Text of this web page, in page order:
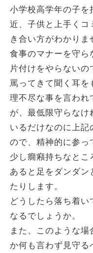
小学校高学年の子を
近、子供と上手くコ
き合い方がわかりま
食事のマナーを守ら
片付けをやらない
罵ってきて聞く耳を
理不尽な事を言われ
が、最低限守らなけ
いるだけなのに上記
ので、精神的に参っ
少し癇癪持ちなとこ
あると足をダンダン
たりします。
どうしたら落ち着い
なるでしょうか。
また、このような
か何も言わず見守る